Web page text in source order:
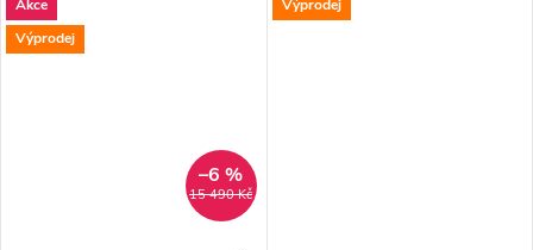
zařízení a nízká hmotnost
(pouze 12 kg) zajišťují
vejde do zavazadlových
Akce
Výprodej
15 490 Kč
–6 %
Výprodej